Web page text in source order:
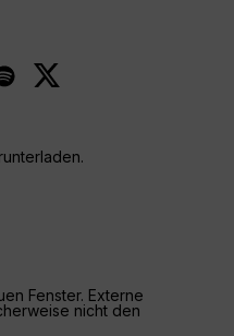
Fenster. Externe
nicht den